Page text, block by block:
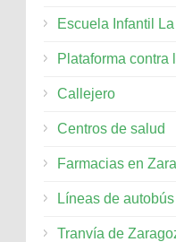
Escuela Infantil
Plataforma contra
Callejero
Centros de salud
Farmacias en
Líneas de
Tranvía de